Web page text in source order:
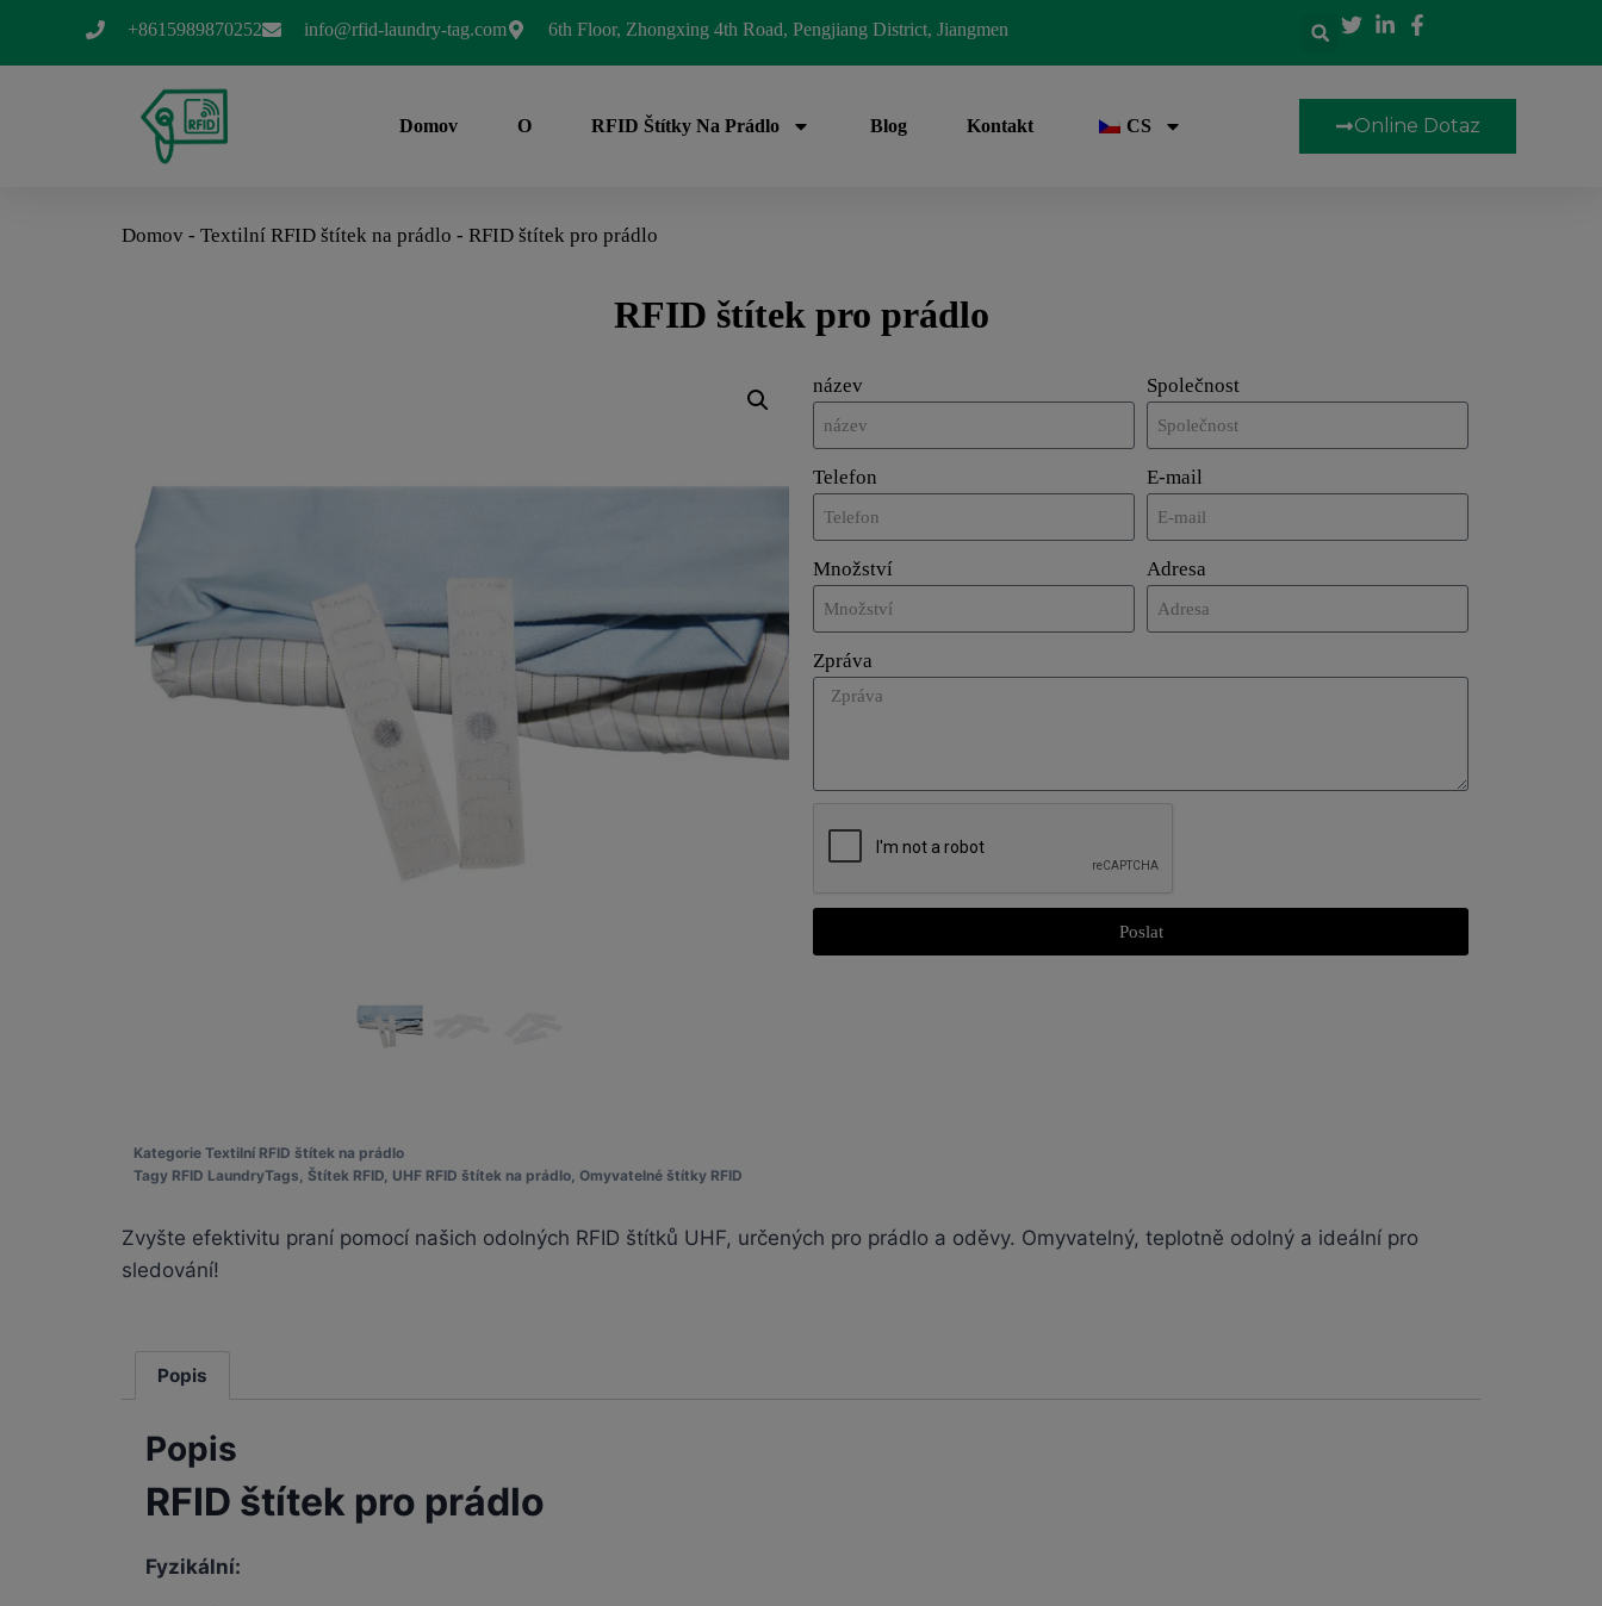
+8615989870252 info@rfid-laundry-tag.com 6th Floor, Zhongxing 4th Road, Pengjiang District, Jiangmen
Domov O RFID Štítky Na Prádlo Blog Kontakt CS Online Dotaz
Domov - Textilní RFID štítek na prádlo - RFID štítek pro prádlo
RFID štítek pro prádlo
název Společnost
Telefon E-mail
Množství Adresa
Zpráva
Poslat
Kategorie Textilní RFID štítek na prádlo
Tagy RFID LaundryTags, Štítek RFID, UHF RFID štítek na prádlo, Omyvatelné štítky RFID
Zvyšte efektivitu praní pomocí našich odolných RFID štítků UHF, určených pro prádlo a oděvy. Omyvatelný, teplotně odolný a ideální pro
sledování!
Popis
Popis
RFID štítek pro prádlo
Fyzikální: